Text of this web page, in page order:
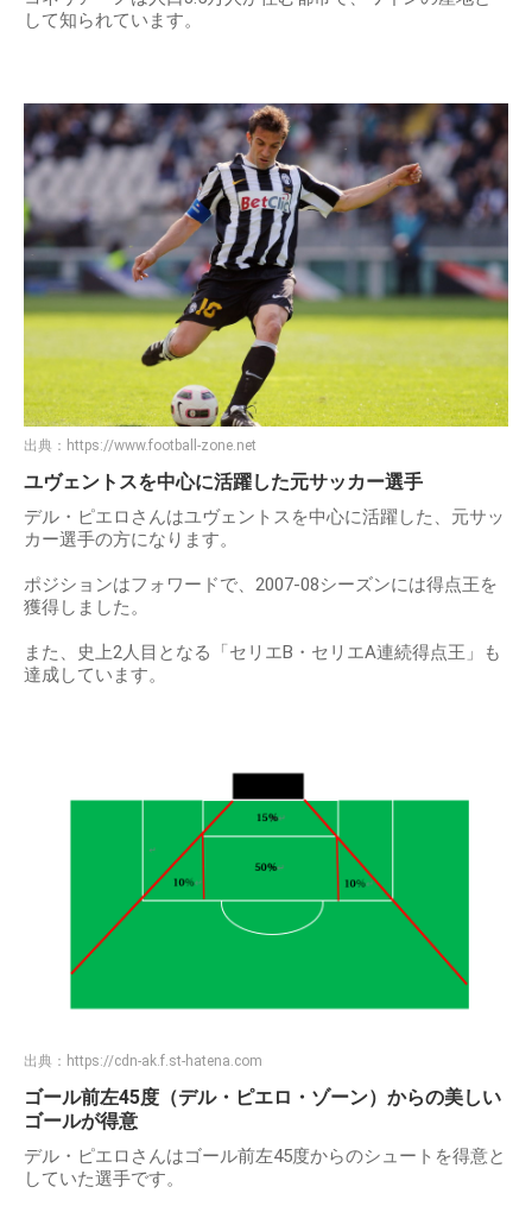
して知られています。
出典： https://www.football-zone.net
ユヴェントスを中心に活躍した元サッカー選手
デル・ピエロさんはユヴェントスを中心に活躍した、元サッ
カー選手の方になります。
ポジションはフォワードで、2007-08シーズンには得点王を
獲得しました。
また、史上2人目となる「セリエB・セリエA連続得点王」も
達成しています。
出典： https://cdn-ak.f.st-hatena.com
ゴール前左45度（デル・ピエロ・ゾーン）からの美しい
ゴールが得意
デル・ピエロさんはゴール前左45度からのシュートを得意と
していた選手です。